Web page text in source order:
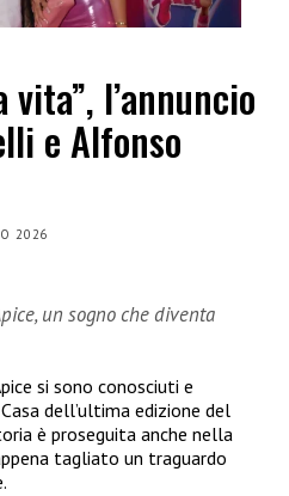
l’annuncio
e Alfonso
2026
un sogno che diventa
si sono conosciuti e
dell’ultima edizione del
è proseguita anche nella
tagliato un traguardo